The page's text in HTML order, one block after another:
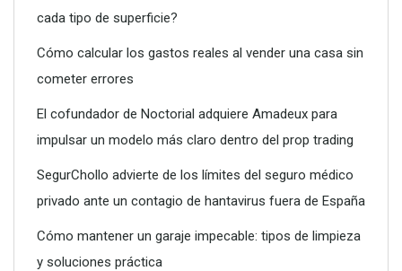
Dreame advierte: no todos los purificadores de aire son
eficaces contra la alergia
cada tipo de superficie?
Cómo calcular los gastos reales al vender una casa sin
cometer errores
El cofundador de Noctorial adquiere Amadeux para
impulsar un modelo más claro dentro del prop trading
SegurChollo advierte de los límites del seguro médico
privado ante un contagio de hantavirus fuera de España
Cómo mantener un garaje impecable: tipos de limpieza
y soluciones práctica